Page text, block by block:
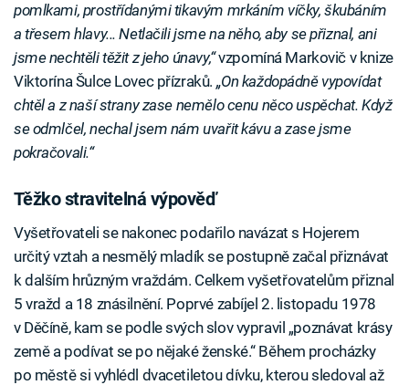
pomlkami, prostřídanými tikavým mrkáním víčky, škubáním
a třesem hlavy... Netlačili jsme na něho, aby se přiznal, ani
jsme nechtěli těžit z jeho únavy,“vzpomíná Markovič v knize
Viktorína Šulce Lovec přízraků. „On každopádně vypovídat
chtěl a z naší strany zase nemělo cenu něco uspěchat. Když
se odmlčel, nechal jsem nám uvařit kávu a zase jsme
pokračovali.“
Těžko stravitelná výpověď
Vyšetřovateli se nakonec podařilo navázat s Hojerem
určitý vztah a nesmělý mladík se postupně začal přiznávat
k dalším hrůzným vraždám. Celkem vyšetřovatelům přiznal
5 vražd a 18 znásilnění. Poprvé zabíjel 2. listopadu 1978
v Děčíně, kam se podle svých slov vypravil „poznávat krásy
země a podívat se po nějaké ženské.“ Během procházky
po městě si vyhlédl dvacetiletou dívku, kterou sledoval až